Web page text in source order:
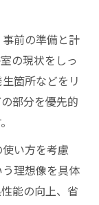
前の準備と計
の現状をしっ
箇所などをリ
部分を優先的
い方を考慮
理想像を具体
能の向上、省